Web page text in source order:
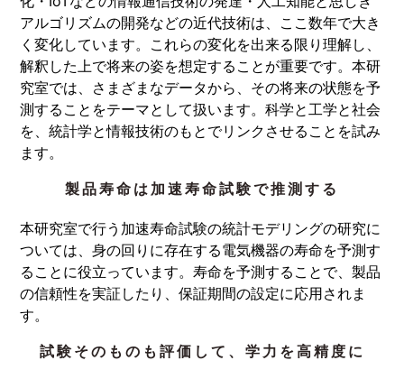
アルゴリズムの開発などの近代技術は、ここ数年で大き
く変化しています。これらの変化を出来る限り理解し、
解釈した上で将来の姿を想定することが重要です。本研
究室では、さまざまなデータから、その将来の状態を予
測することをテーマとして扱います。科学と工学と社会
を、統計学と情報技術のもとでリンクさせることを試み
ます。
製品寿命は加速寿命試験で推測する
本研究室で行う加速寿命試験の統計モデリングの研究に
ついては、身の回りに存在する電気機器の寿命を予測す
ることに役立っています。寿命を予測することで、製品
の信頼性を実証したり、保証期間の設定に応用されま
す。
試験そのものも評価して、学力を高精度に